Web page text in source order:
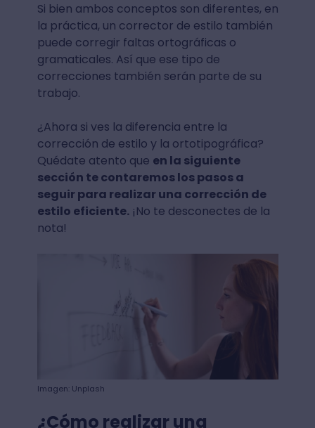
Si bien ambos conceptos son diferentes, en
la práctica, un corrector de estilo también
puede corregir faltas ortográficas o
gramaticales. Así que ese tipo de
correcciones también serán parte de su
trabajo.
¿Ahora si ves la diferencia entre la
corrección de estilo y la ortotipográfica?
Quédate atento que en la siguiente
sección te contaremos los pasos a
seguir para realizar una corrección de
estilo eficiente.¡No te desconectes de la
nota!
Imagen: Unplash
¿Cómo realizar una